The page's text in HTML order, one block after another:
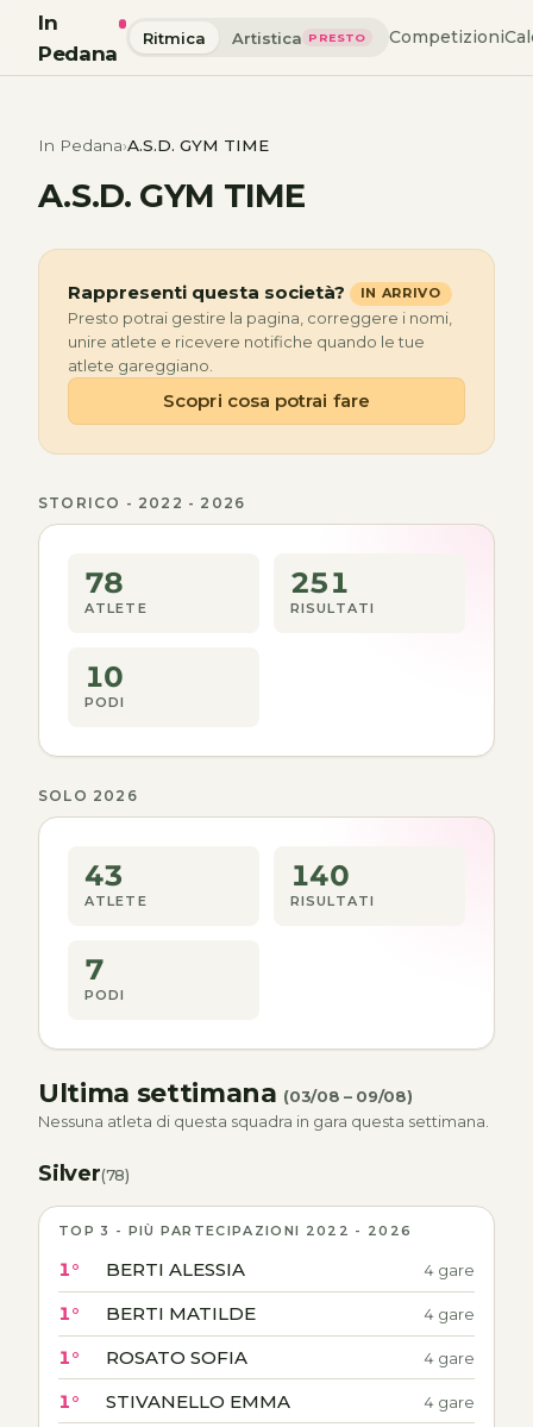
In
Pedana
Ritmica Artistica PRESTO Competizioni
In Pedana A.S.D. GYM TIME
A.S.D. GYM TIME
Rappresenti questa società? IN ARRIVO
Presto potrai gestire la pagina, correggere i nomi,
unire atlete e ricevere notifiche quando le tue
atlete gareggiano.
Scopri cosa potrai fare
STORICO - 2022 - 2026
78
ATLETE
251
RISULTATI
10
PODI
SOLO 2026
43
ATLETE
140
RISULTATI
7
PODI
Ultima settimana (03/08 – 09/08)
Nessuna atleta di questa squadra in gara questa settimana.
Silver(78)
TOP 3 - PIÙ PARTECIPAZIONI 2022 - 2026
1° BERTI ALESSIA 4 gare
1° BERTI MATILDE 4 gare
1° ROSATO SOFIA 4 gare
1° STIVANELLO EMMA 4 gare